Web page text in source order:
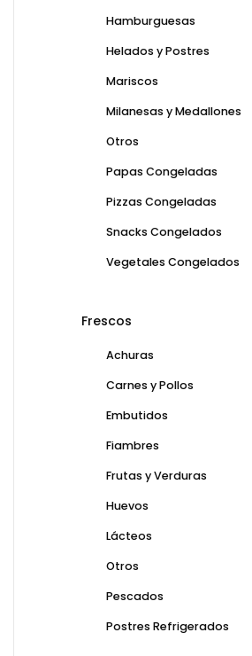
Hamburguesas
Helados y Postres
Mariscos
Milanesas y Medallones
Otros
Papas Congeladas
Pizzas Congeladas
Snacks Congelados
Vegetales Congelados
Frescos
Achuras
Carnes y Pollos
Embutidos
Fiambres
Frutas y Verduras
Huevos
Lácteos
Otros
Pescados
Postres Refrigerados